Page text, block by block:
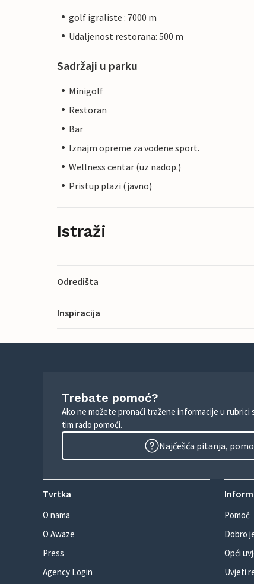
golf igraliste : 7000 m
Udaljenost restorana: 500 m
Sadržaji u parku
Minigolf
Restoran
Bar
Iznajm opreme za vodene sport.
Wellness centar (uz nadop.)
Pristup plazi (javno)
Istraži
Odredišta
Inspiracija
Trebate pomoć?
Ako ne možete pronaći tražene informacije u rubrici
tim rado pomoći.
Najčešća pitanja,
Tvrtka
O nama
O Awaze
Press
Agency Login
Pomoć
Dobro
Opći
Uvjeti